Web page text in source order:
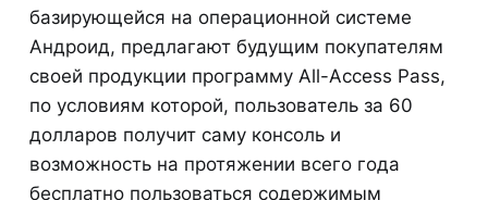
базирующейся на операционной системе
Андроид, предлагают будущим покупателям
своей продукции программу All-Access Pass,
по условиям которой, пользователь за 60
долларов получит саму консоль и
возможность на протяжении всего года
бесплатно пользоваться содержимым